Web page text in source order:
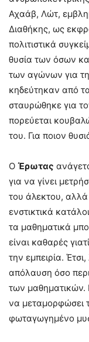
Αχαάβ, Λώτ,
Διαθήκης, ως
πολιτιστικά
θυσία των όσων
των αγώνων για
κηδεύτηκαν από
σταυρώθηκε για
πορεύεται
του. Για ποιον
Ο Έρωτας
για να γίνει
του άλεκτου,
ενστικτικά
τα μαθηματικά
είναι καθαρές
την εμπειρία.
απόλαυση όσο
των μαθηματικών.
να μεταμορφώσει
φωταγωγημένο